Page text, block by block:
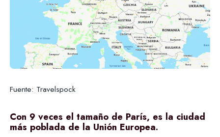
Fuente: Travelspock
Con 9 veces el tamaño de París, es la ciudad
más poblada de la Unión Europea.